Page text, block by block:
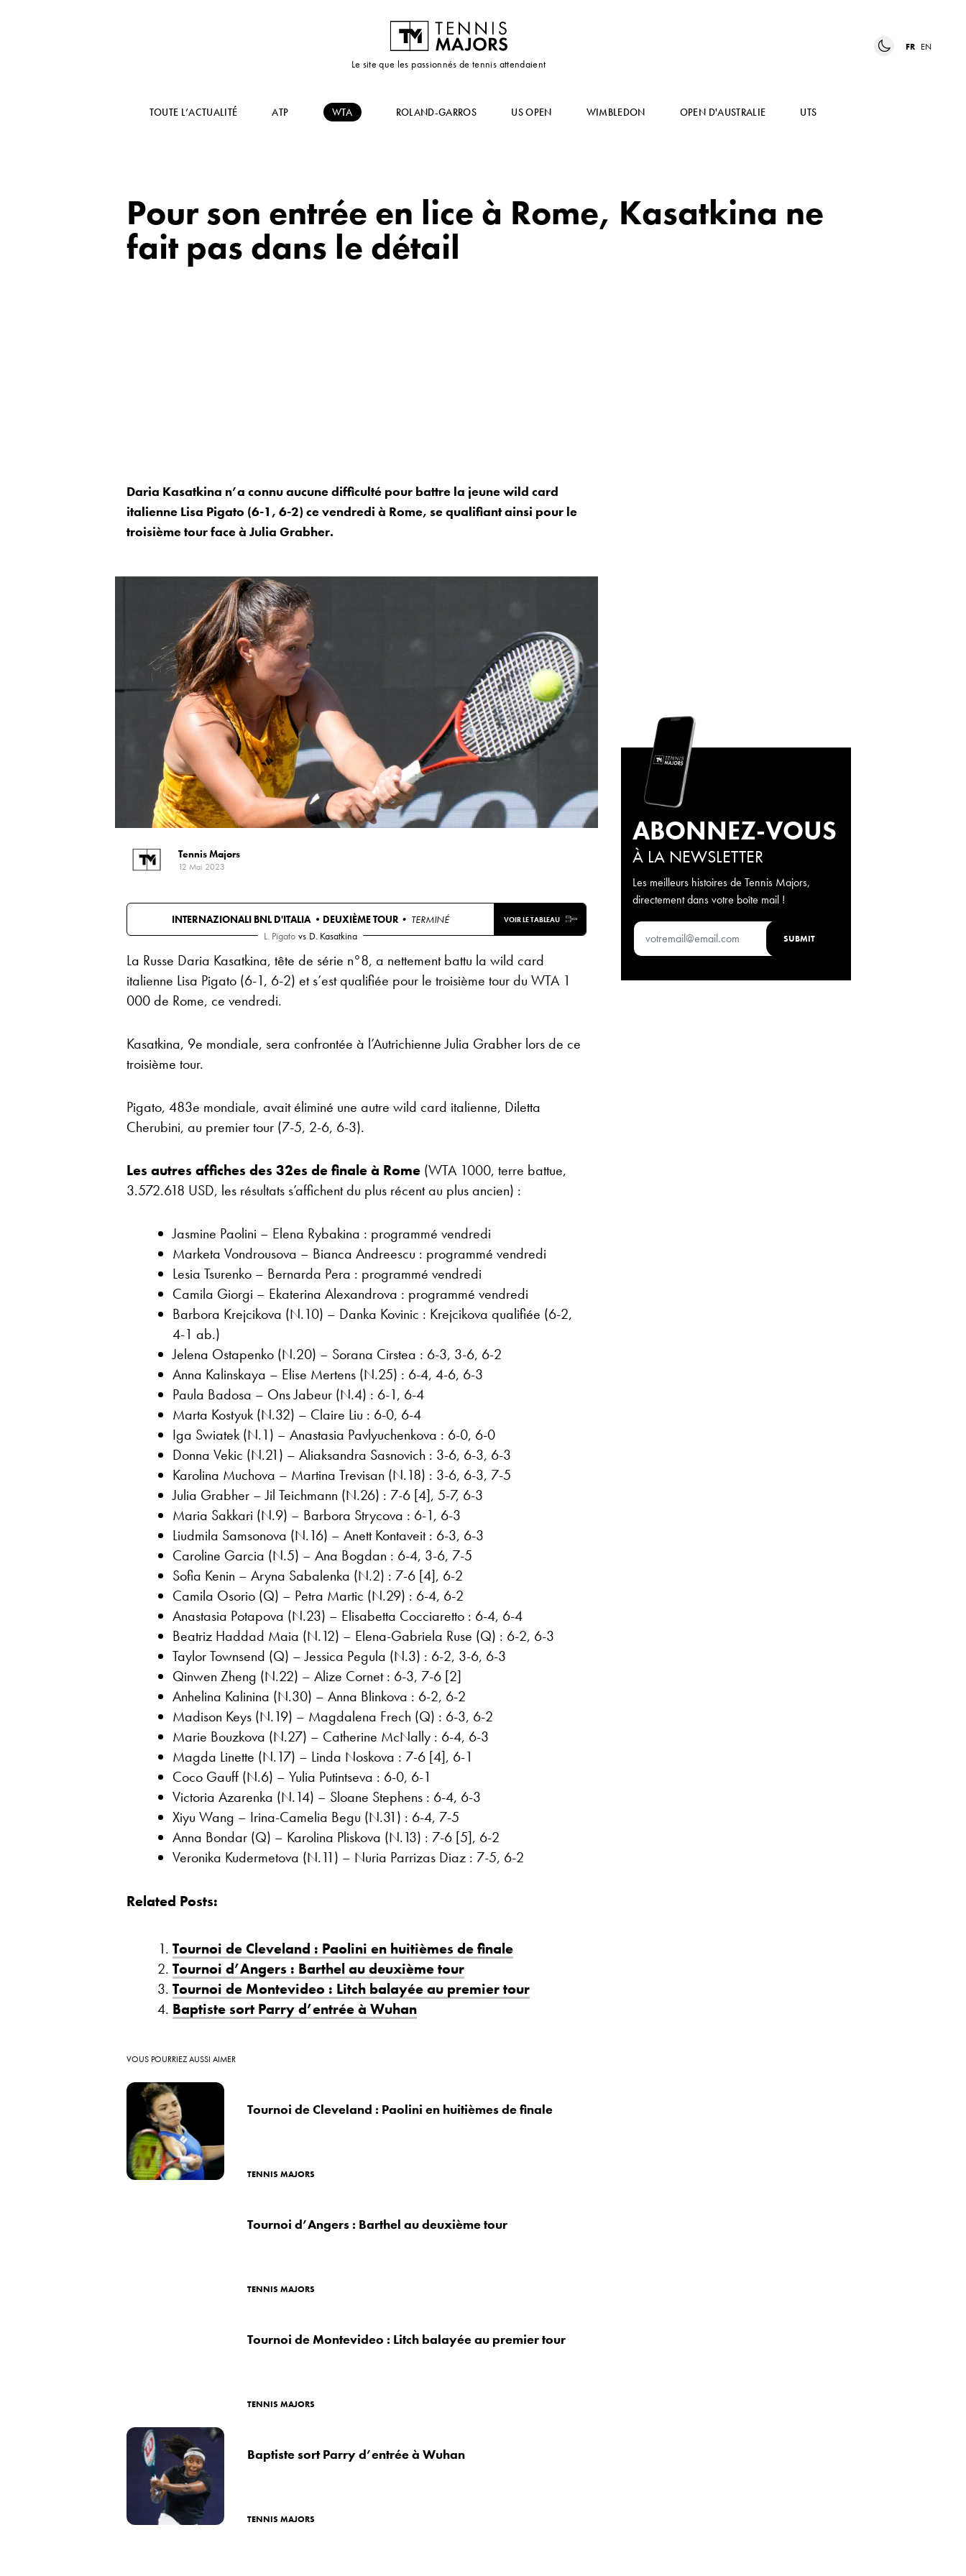
Le site que les passionnés de tennis attendaient
FR EN
TOUTE L’ACTUALITÉ ATP WTA ROLAND-GARROS US OPEN WIMBLEDON OPEN D'AUSTRALIE UTS
Pour son entrée en lice à Rome, Kasatkina ne
fait pas dans le détail
Daria Kasatkina n’a connu aucune difficulté pour battre la jeune wild card
italienne Lisa Pigato (6-1, 6-2) ce vendredi à Rome, se qualifiant ainsi pour le
troisième tour face à Julia Grabher.
Tennis Majors
12 Mai 2023
INTERNAZIONALI BNL D'ITALIA • DEUXIÈME TOUR • TERMINÉ VOIR LE TABLEAU
L. Pigato vs D. Kasatkina
La Russe Daria Kasatkina, tête de série n°8, a nettement battu la wild card
italienne Lisa Pigato (6-1, 6-2) et s’est qualifiée pour le troisième tour du WTA 1
000 de Rome, ce vendredi.
Kasatkina, 9e mondiale, sera confrontée à l’Autrichienne Julia Grabher lors de ce
troisième tour.
Pigato, 483e mondiale, avait éliminé une autre wild card italienne, Diletta
Cherubini, au premier tour (7-5, 2-6, 6-3).
Les autres affiches des 32es de finale à Rome (WTA 1000, terre battue,
3.572.618 USD, les résultats s’affichent du plus récent au plus ancien) :
Jasmine Paolini – Elena Rybakina : programmé vendredi
Marketa Vondrousova – Bianca Andreescu : programmé vendredi
Lesia Tsurenko – Bernarda Pera : programmé vendredi
Camila Giorgi – Ekaterina Alexandrova : programmé vendredi
Barbora Krejcikova (N.10) – Danka Kovinic : Krejcikova qualifiée (6-2,
4-1 ab.)
Jelena Ostapenko (N.20) – Sorana Cirstea : 6-3, 3-6, 6-2
Anna Kalinskaya – Elise Mertens (N.25) : 6-4, 4-6, 6-3
Paula Badosa – Ons Jabeur (N.4) : 6-1, 6-4
Marta Kostyuk (N.32) – Claire Liu : 6-0, 6-4
Iga Swiatek (N.1) – Anastasia Pavlyuchenkova : 6-0, 6-0
Donna Vekic (N.21) – Aliaksandra Sasnovich : 3-6, 6-3, 6-3
Karolina Muchova – Martina Trevisan (N.18) : 3-6, 6-3, 7-5
Julia Grabher – Jil Teichmann (N.26) : 7-6 [4], 5-7, 6-3
Maria Sakkari (N.9) – Barbora Strycova : 6-1, 6-3
Liudmila Samsonova (N.16) – Anett Kontaveit : 6-3, 6-3
Caroline Garcia (N.5) – Ana Bogdan : 6-4, 3-6, 7-5
Sofia Kenin – Aryna Sabalenka (N.2) : 7-6 [4], 6-2
Camila Osorio (Q) – Petra Martic (N.29) : 6-4, 6-2
Anastasia Potapova (N.23) – Elisabetta Cocciaretto : 6-4, 6-4
Beatriz Haddad Maia (N.12) – Elena-Gabriela Ruse (Q) : 6-2, 6-3
Taylor Townsend (Q) – Jessica Pegula (N.3) : 6-2, 3-6, 6-3
Qinwen Zheng (N.22) – Alize Cornet : 6-3, 7-6 [2]
Anhelina Kalinina (N.30) – Anna Blinkova : 6-2, 6-2
Madison Keys (N.19) – Magdalena Frech (Q) : 6-3, 6-2
Marie Bouzkova (N.27) – Catherine McNally : 6-4, 6-3
Magda Linette (N.17) – Linda Noskova : 7-6 [4], 6-1
Coco Gauff (N.6) – Yulia Putintseva : 6-0, 6-1
Victoria Azarenka (N.14) – Sloane Stephens : 6-4, 6-3
Xiyu Wang – Irina-Camelia Begu (N.31) : 6-4, 7-5
Anna Bondar (Q) – Karolina Pliskova (N.13) : 7-6 [5], 6-2
Veronika Kudermetova (N.11) – Nuria Parrizas Diaz : 7-5, 6-2
Related Posts:
Tournoi de Cleveland : Paolini en huitièmes de finale
Tournoi d’Angers : Barthel au deuxième tour
Tournoi de Montevideo : Litch balayée au premier tour
Baptiste sort Parry d’entrée à Wuhan
VOUS POURRIEZ AUSSI AIMER
Tournoi de Cleveland : Paolini en huitièmes de finale
TENNIS MAJORS
Tournoi d’Angers : Barthel au deuxième tour
TENNIS MAJORS
Tournoi de Montevideo : Litch balayée au premier tour
TENNIS MAJORS
Baptiste sort Parry d’entrée à Wuhan
TENNIS MAJORS
ABONNEZ-VOUS
À LA NEWSLETTER
Les meilleurs histoires de Tennis Majors,
directement dans votre boîte mail !